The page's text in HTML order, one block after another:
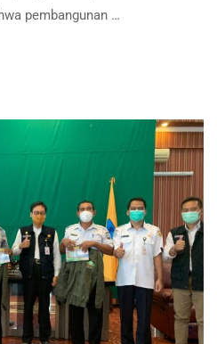
pembangunan …